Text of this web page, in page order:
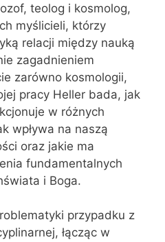
teolog i kosmolog,
myślicieli, którzy
relacji między nauką
zagadnieniem
zarówno kosmologii,
pracy Heller bada, jak
w różnych
wpływa na naszą
oraz jakie ma
fundamentalnych
i Boga.
przypadku z
łącząc w